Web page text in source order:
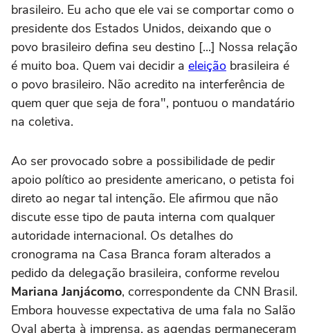
brasileiro. Eu acho que ele vai se comportar como o
presidente dos Estados Unidos, deixando que o
povo brasileiro defina seu destino [...] Nossa relação
é muito boa. Quem vai decidir a eleição brasileira é
o povo brasileiro. Não acredito na interferência de
quem quer que seja de fora", pontuou o mandatário
na coletiva.
Ao ser provocado sobre a possibilidade de pedir
apoio político ao presidente americano, o petista foi
direto ao negar tal intenção. Ele afirmou que não
discute esse tipo de pauta interna com qualquer
autoridade internacional. Os detalhes do
cronograma na Casa Branca foram alterados a
pedido da delegação brasileira, conforme revelou
Mariana Janjácomo, correspondente da CNN Brasil.
Embora houvesse expectativa de uma fala no Salão
Oval aberta à imprensa, as agendas permaneceram